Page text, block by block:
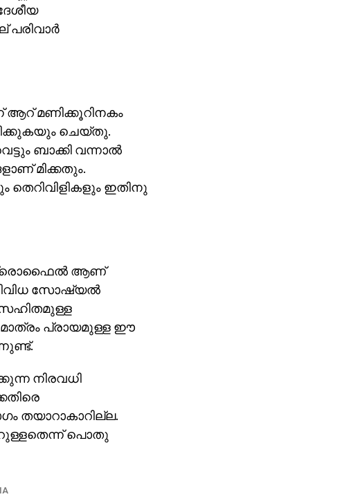
പരിവാര്‍
ആറ് മണിക്കൂറിനകം
ചെയ്തു.
ബാക്കി വന്നാല്‍
മിക്കതും.
ഇതിനു
പ്രൊഫൈല്‍ ആണ്
സോഷ്യല്‍
പ്രായമുള്ള ഈ
നിരവധി
തയാറാകാറില്ല.
പൊതു